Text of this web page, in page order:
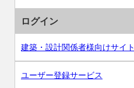
ログイン
建築・設計関係者様向けサイト
ユーザー登録サービス